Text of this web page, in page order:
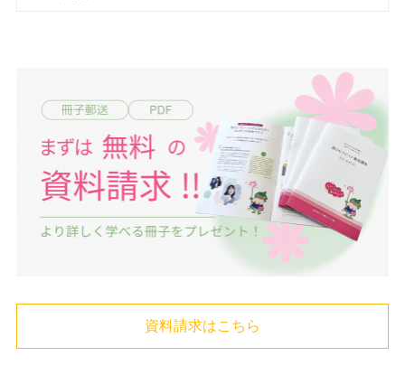
資料請求はこちら